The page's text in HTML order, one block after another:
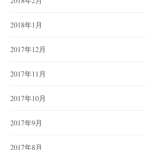
2018年1月
2017年12月
2017年11月
2017年10月
2017年9月
2017年8月